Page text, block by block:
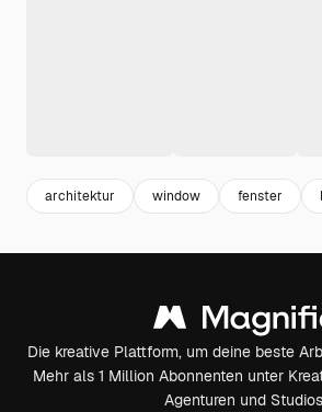
architektur window fenster
Die kreative Plattform, um deine beste
Mehr als 1 Million Abonnenten unter
Agenturen und